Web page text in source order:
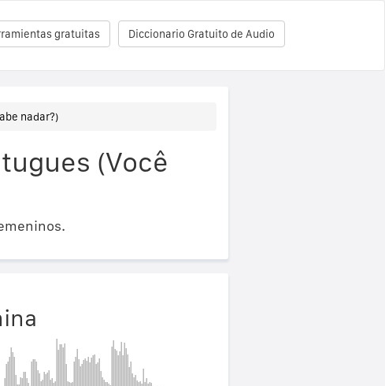
Diccionario Gratuito de Audio
gratuitas
nadar?)
(Você